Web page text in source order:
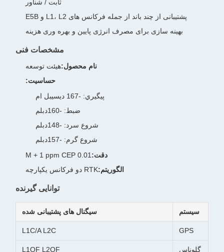
ثابت / شناور
پشتیبانی از چند باند از جمله فرکانس های L1، L2 و E5B
بهینه سازی برای مصرف انرژی پایین و بهره وری هزینه
مشخصات فنی
نام محصول:هیئت توسعه
حساسیت:
پيگيري: -167 ديسيبل ام
ضبط: -160دبلم
شروع سرد: -148دبلم
شروع گرم: -157دبلم
دقت:0.01 M + 1 ppm CEP
الگوریتم:RTK دو فرکانس یکپارچه
توانایی گیرنده
سیستم سیگنال های پشتیبانی شده
GPS
L1C/A L2C
گلوناس L1OF L2OF